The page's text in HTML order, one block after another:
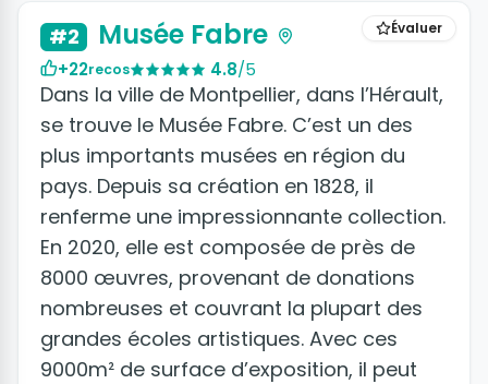
Évaluer
#2 Musée Fabre
+22recos 4.8/5
Dans la ville de Montpellier, dans l’Hérault,
se trouve le Musée Fabre. C’est un des
plus importants musées en région du
pays. Depuis sa création en 1828, il
renferme une impressionnante collection.
En 2020, elle est composée de près de
8000 œuvres, provenant de donations
nombreuses et couvrant la plupart des
grandes écoles artistiques. Avec ces
9000m² de surface d’exposition, il peut